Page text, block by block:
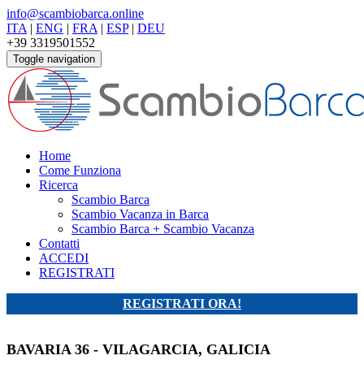
info@scambiobarca.online
ITA | ENG | FRA | ESP| DEU
+39 3319501552
Toggle navigation
Home
Come Funziona
Ricerca
Scambio Barca
Scambio Vacanza in Barca
Scambio Barca + Scambio Vacanza
Contatti
ACCEDI
REGISTRATI
REGISTRATI ORA!
BAVARIA 36 - VILAGARCIA, GALICIA